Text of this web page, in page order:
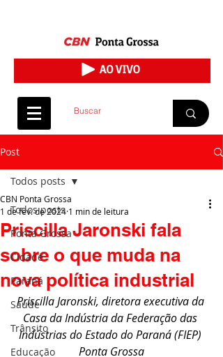
Post
Todos posts
Ponta Grossa
Cidade
Paraná
Saúde
Trânsito
Educação
Todos posts
Priscilla Jaronski fala
sobre o que muda na
nova política industrial
CBN Ponta Grossa
1 de fev. de 2024 1 min de leitura
Priscilla Jaronski, diretora executiva da
Casa da Indústria da Federação das
Indústrias do Estado do Paraná (FIEP)
Ponta Grossa